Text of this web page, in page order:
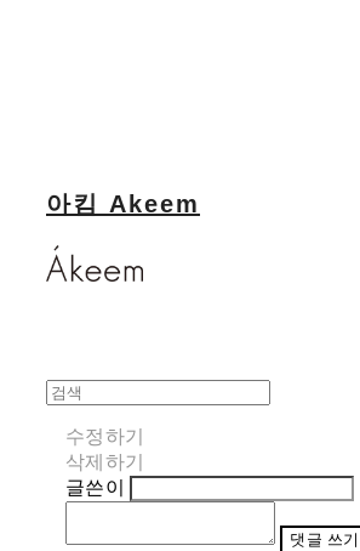
아킴 Akeem
수정하기
삭제하기
글쓴이
댓글 쓰기